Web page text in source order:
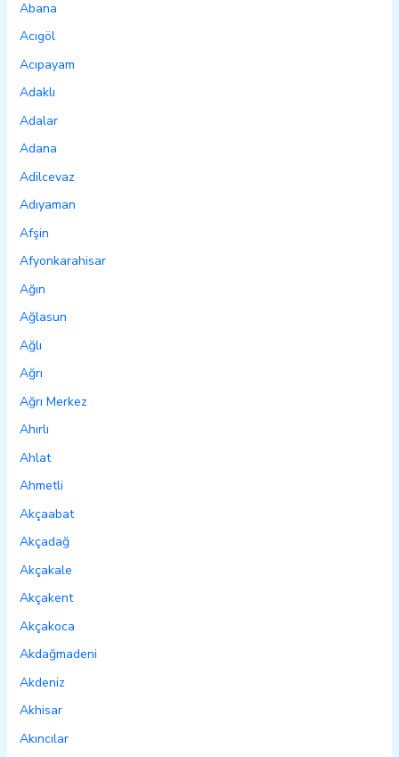
Abana
Acıgöl
Acıpayam
Adaklı
Adalar
Adana
Adilcevaz
Adıyaman
Afşin
Afyonkarahisar
Ağın
Ağlasun
Ağlı
Ağrı
Ağrı Merkez
Ahırlı
Ahlat
Ahmetli
Akçaabat
Akçadağ
Akçakale
Akçakent
Akçakoca
Akdağmadeni
Akdeniz
Akhisar
Akıncılar